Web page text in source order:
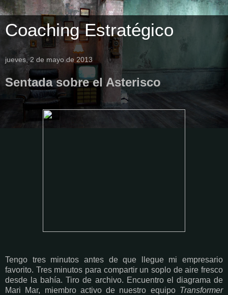
Coaching Estratégico
jueves, 2 de mayo de 2013
Sentada sobre el Asterisco
Tengo tres minutos antes de que llegue mi empresario
favorito. Tres minutos para compartir un soplo de aire fresco
desde la bahía. Tiro de archivo. Encuentro el diagrama de
Mari Mar, miembro activo de nuestro equipo Transformer